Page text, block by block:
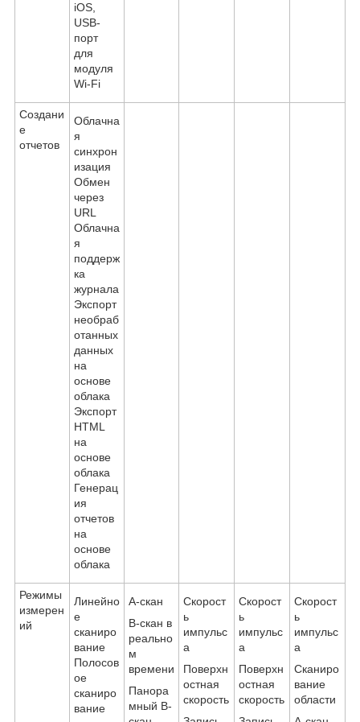
iOS,
USB-
порт
для
модуля
Wi-Fi
Создани
е
отчетов
Облачна
я
синхрон
изация
Обмен
через
URL
Облачна
я
поддерж
ка
журнала
Экспорт
необраб
отанных
данных
на
основе
облака
Экспорт
HTML
на
основе
облака
Генерац
ия
отчетов
на
основе
облака
Режимы
измерен
ий
Линейно
е
сканиро
вание
Полосов
ое
сканиро
вание
A-скан
B-скан в
реально
м
времени
Панора
мный B-
Скорост
ь
импульс
а
Поверхн
остная
скорость
Скорост
ь
импульс
а
Поверхн
остная
скорость
Скорост
ь
импульс
а
Сканиро
вание
области